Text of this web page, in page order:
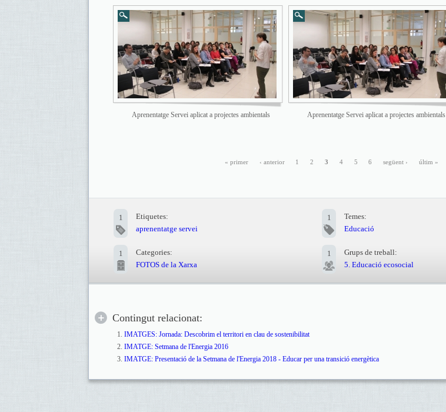
Aprenentatge Servei aplicat a projectes ambientals Aprenentatge Servei aplicat a projectes ambientals
« primer ‹ anterior 1 2 3 4 5 6 següent › últim »
1
Etiquetes:
aprenentatge servei
1
Temes:
Educació
1
Categories:
FOTOS de la Xarxa
1
Grups de treball:
5. Educació ecosocial
Contingut relacionat:
IMATGES: Jornada: Descobrim el territori en clau de sostenibilitat
IMATGE: Setmana de l'Energia 2016
IMATGE: Presentació de la Setmana de l'Energia 2018 - Educar per una transició energètica